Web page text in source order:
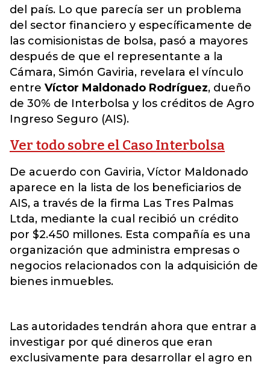
del país. Lo que parecía ser un problema
del sector financiero y específicamente de
las comisionistas de bolsa, pasó a mayores
después de que el representante a la
Cámara, Simón Gaviria, revelara el vínculo
entre Víctor Maldonado Rodríguez, dueño
de 30% de Interbolsa y los créditos de Agro
Ingreso Seguro (AIS).
Ver todo sobre el Caso Interbolsa
De acuerdo con Gaviria, Víctor Maldonado
aparece en la lista de los beneficiarios de
AIS, a través de la firma Las Tres Palmas
Ltda, mediante la cual recibió un crédito
por $2.450 millones. Esta compañía es una
organización que administra empresas o
negocios relacionados con la adquisición de
bienes inmuebles.
Las autoridades tendrán ahora que entrar a
investigar por qué dineros que eran
exclusivamente para desarrollar el agro en